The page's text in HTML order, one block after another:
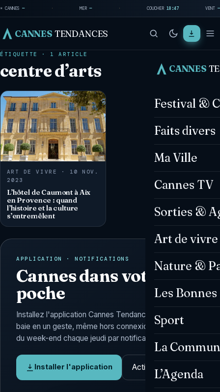
☀ CANNES — · MER— · COUCHER18:47 VENT —
CANNES TENDANCES
CANNES
Festival &
Faits divers
Ma Ville
Cannes TV
Sorties &
Art de vivre
Nature &
Les
Sport
La
L’Agenda
ÉTIQUETTE · 1 ARTICLE
centre d’arts
ART DE VIVRE · 10 NOV.
2023
L’hôtel de Caumont à Aix
en Provence : quand
l’histoire et la culture
s’entremêlent
APPLICATION · NOTIFICATIONS
Cannes dans votre
poche
Installez l'application Cannes Tendances : l'actu de la
baie en un geste, même hors connexion, et l'Agenda
du week-end chaque jeudi par notification.
Installer l'application Activer les alertes